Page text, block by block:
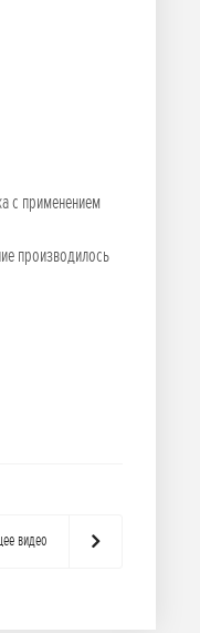
с применением
производилось
видео